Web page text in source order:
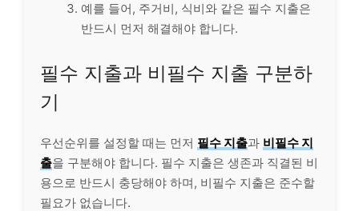
예를 들어, 주거비, 식비와 같은 필수 지출은
반드시 먼저 해결해야 합니다.
필수 지출과 비필수 지출 구분하
기
우선순위를 설정할 때는 먼저 필수 지출과 비필수 지
출을 구분해야 합니다. 필수 지출은 생존과 직결된 비
용으로 반드시 충당해야 하며, 비필수 지출은 준수할
필요가 없습니다.